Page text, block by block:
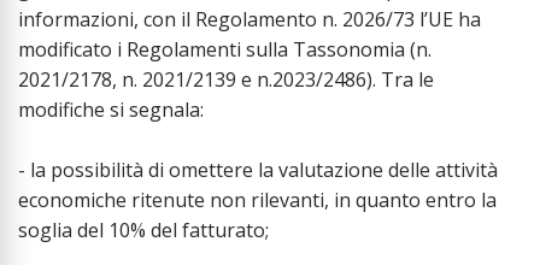
informazioni, con il Regolamento n. 2026/73 l’UE ha
modificato i Regolamenti sulla Tassonomia (n.
2021/2178, n. 2021/2139 e n.2023/2486). Tra le
modifiche si segnala:
- la possibilità di omettere la valutazione delle attività
economiche ritenute non rilevanti, in quanto entro la
soglia del 10% del fatturato;